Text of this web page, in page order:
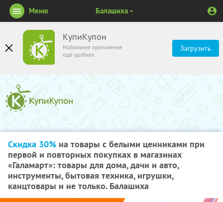
КупиКупон
Мобильное приложение
ещё удобнее
Загрузить
Меню Балашиха
Скидка 30% на товары с белыми ценниками при
первой и повторных покупках в магазинах
«Галамарт»: товары для дома, дачи и авто,
инструменты, бытовая техника, игрушки,
канцтовары и не только. Балашиха